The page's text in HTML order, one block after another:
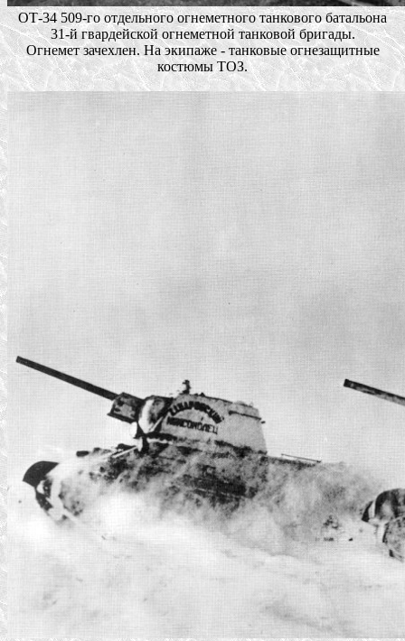
ОТ-34 509-го отдельного огнеметного танкового батальона
31-й гвардейской огнеметной танковой бригады.
Огнемет зачехлен. На экипаже - танковые огнезащитные
костюмы ТОЗ.